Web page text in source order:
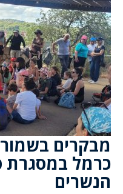
מבקרים
כרמל במסגרת
הנשרים